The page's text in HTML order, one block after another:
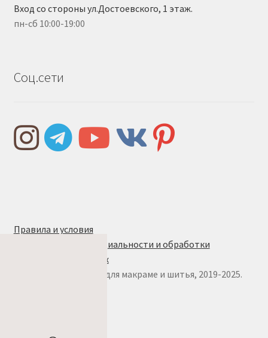
Вход со стороны ул.Достоевского, 1 этаж.
пн-сб 10:00-19:00
Соц.сети
Правила и условия
Политика конфиденциальности и обработки
персональных данных
© w.ALL.s, материалы для макраме и шитья, 2019-2025.